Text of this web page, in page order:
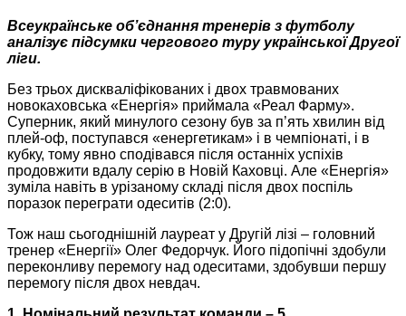
Всеукраїнське об’єднання тренерів з футболу
аналізує підсумки чергового туру української Другої
ліги.
Без трьох дискваліфікованих і двох травмованих
новокаховська «Енергія» приймала «Реал Фарму».
Суперник, який минулого сезону був за п’ять хвилин від
плей-оф, поступався «енергетикам» і в чемпіонаті, і в
кубку, тому явно сподівався після останніх успіхів
продовжити вдалу серію в Новій Каховці. Але «Енергія»
зуміла навіть в урізаному складі після двох поспіль
поразок переграти одеситів (2:0).
Тож наш сьогоднішній лауреат у Другій лізі – головний
тренер «Енергії» Олег Федорчук. Його підопічні здобули
переконливу перемогу над одеситами, здобувши першу
перемогу після двох невдач.